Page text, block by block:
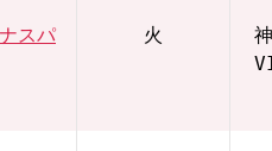
スパ
火